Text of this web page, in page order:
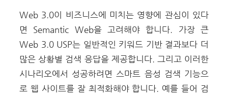
Web 3.0이 비즈니스에 미치는 영향에 관심이 있다
면 Semantic Web을 고려해야 합니다. 가장 큰
Web 3.0 USP는 일반적인 키워드 기반 결과보다 더
많은 상황별 검색 응답을 제공합니다. 그리고 이러한
시나리오에서 성공하려면 스마트 음성 검색 기능으
로 웹 사이트를 잘 최적화해야 합니다. 예를 들어 검